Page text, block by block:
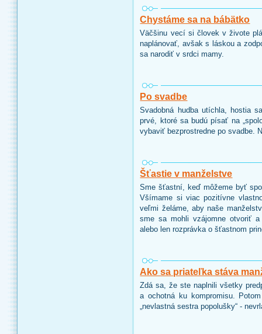
Chystáme sa na bábätko
Väčšinu vecí si človek v živote
naplánovať, avšak s láskou a
sa narodiť v srdci mamy.
Po svadbe
Svadobná hudba utíchla, hostia
prvé, ktoré sa budú písať na
vybaviť bezprostredne po svadbe.
Šťastie v manželstve
Sme šťastní, keď môžeme byť
Všímame si viac pozitívne
veľmi želáme, aby naše
sme sa mohli vzájomne otvoriť
alebo len rozprávka o šťastnom
Ako sa priateľka stáva
Zdá sa, že ste naplnili všetky
a ochotná ku kompromisu.
„nevlastná sestra popolušky“ -